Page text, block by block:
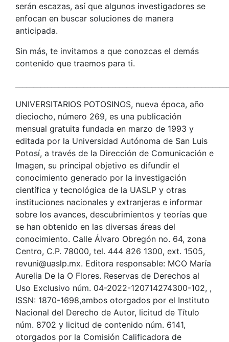
serán escazas, así que algunos investigadores se
enfocan en buscar soluciones de manera
anticipada.
Sin más, te invitamos a que conozcas el demás
contenido que traemos para ti.
UNIVERSITARIOS POTOSINOS, nueva época, año
dieciocho, número 269, es una publicación
mensual gratuita fundada en marzo de 1993 y
editada por la Universidad Autónoma de San Luis
Potosí, a través de la Dirección de Comunicación e
Imagen, su principal objetivo es difundir el
conocimiento generado por la investigación
científica y tecnológica de la UASLP y otras
instituciones nacionales y extranjeras e informar
sobre los avances, descubrimientos y teorías que
se han obtenido en las diversas áreas del
conocimiento. Calle Álvaro Obregón no. 64, zona
Centro, C.P. 78000, tel. 444 826 1300, ext. 1505,
revuni@uaslp.mx. Editora responsable: MCO María
Aurelia De la O Flores. Reservas de Derechos al
Uso Exclusivo núm. 04-2022-120714274300-102, ,
ISSN: 1870-1698,ambos otorgados por el Instituto
Nacional del Derecho de Autor, licitud de Título
núm. 8702 y licitud de contenido núm. 6141,
otorgados por la Comisión Calificadora de